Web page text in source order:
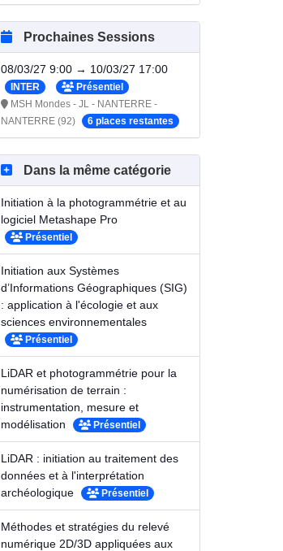
Prochaines Sessions
08/03/27 9:00 → 10/03/27 17:00
INTER
Présentiel
MSH Mondes - JL - NANTERRE -
NANTERRE (92)
6 places restantes
Dans la même catégorie
Initiation à la photogrammétrie et au
logiciel Metashape Pro
Présentiel
Initiation aux Systèmes
d’Informations Géographiques (SIG)
: application à l'écologie et aux
sciences environnementales
Présentiel
LiDAR et photogrammétrie pour la
numérisation de terrain :
instrumentation, mesure et
modélisation
Présentiel
LiDAR : initiation au traitement des
données et à l'interprétation
archéologique
Présentiel
Méthodes et stratégies du relevé
numérique 2D/3D appliquées aux